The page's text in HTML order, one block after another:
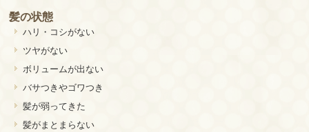
髪の状態
ハリ・コシがない
ツヤがない
ボリュームが出ない
バサつきやゴワつき
髪が弱ってきた
髪がまとまらない